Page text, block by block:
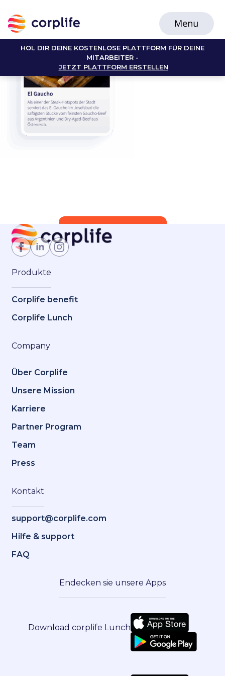
HOL DIR DEINE KOSTENLOSE PLATTFORM FÜR DEINE
MITARBEITER -
JETZT PLATTFORM ERSTELLEN
Jetzt Mitglied werden
Produkte
Corplife benefit
Corplife Lunch
Company
Über Corplife
Unsere Mission
Karriere
Partner Program
Team
Press
Kontakt
support@corplife.com
Hilfe & support
FAQ
Endecken sie unsere Apps
Download corplife Lunch